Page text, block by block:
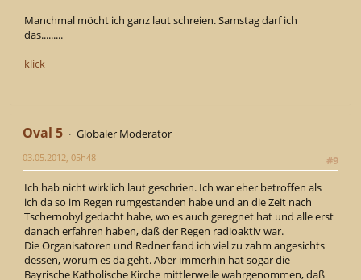
Manchmal möcht ich ganz laut schreien. Samstag darf ich
das.........
klick
Oval 5
Globaler Moderator
#9
03.05.2012, 05h48
Ich hab nicht wirklich laut geschrien. Ich war eher betroffen als
ich da so im Regen rumgestanden habe und an die Zeit nach
Tschernobyl gedacht habe, wo es auch geregnet hat und alle erst
danach erfahren haben, daß der Regen radioaktiv war.
Die Organisatoren und Redner fand ich viel zu zahm angesichts
dessen, worum es da geht. Aber immerhin hat sogar die
Bayrische Katholische Kirche mittlerweile wahrgenommen, daß